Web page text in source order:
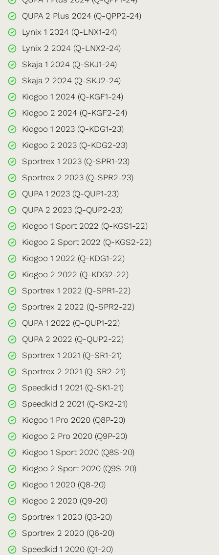
QUPA 2 Plus 2024 (Q-QPP2-24)
Lynix 1 2024 (Q-LNX1-24)
Lynix 2 2024 (Q-LNX2-24)
Skaja 1 2024 (Q-SKJ1-24)
Skaja 2 2024 (Q-SKJ2-24)
Kidgoo 1 2024 (Q-KGF1-24)
Kidgoo 2 2024 (Q-KGF2-24)
Kidgoo 1 2023 (Q-KDG1-23)
Kidgoo 2 2023 (Q-KDG2-23)
Sportrex 1 2023 (Q-SPR1-23)
Sportrex 2 2023 (Q-SPR2-23)
QUPA 1 2023 (Q-QUP1-23)
QUPA 2 2023 (Q-QUP2-23)
Kidgoo 1 Sport 2022 (Q-KGS1-22)
Kidgoo 2 Sport 2022 (Q-KGS2-22)
Kidgoo 1 2022 (Q-KDG1-22)
Kidgoo 2 2022 (Q-KDG2-22)
Sportrex 1 2022 (Q-SPR1-22)
Sportrex 2 2022 (Q-SPR2-22)
QUPA 1 2022 (Q-QUP1-22)
QUPA 2 2022 (Q-QUP2-22)
Sportrex 1 2021 (Q-SR1-21)
Sportrex 2 2021 (Q-SR2-21)
Speedkid 1 2021 (Q-SK1-21)
Speedkid 2 2021 (Q-SK2-21)
Kidgoo 1 Pro 2020 (Q8P-20)
Kidgoo 2 Pro 2020 (Q9P-20)
Kidgoo 1 Sport 2020 (Q8S-20)
Kidgoo 2 Sport 2020 (Q9S-20)
Kidgoo 1 2020 (Q8-20)
Kidgoo 2 2020 (Q9-20)
Sportrex 1 2020 (Q3-20)
Sportrex 2 2020 (Q6-20)
Speedkid 1 2020 (Q1-20)